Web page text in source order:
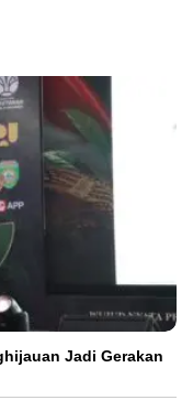
Jadi Gerakan